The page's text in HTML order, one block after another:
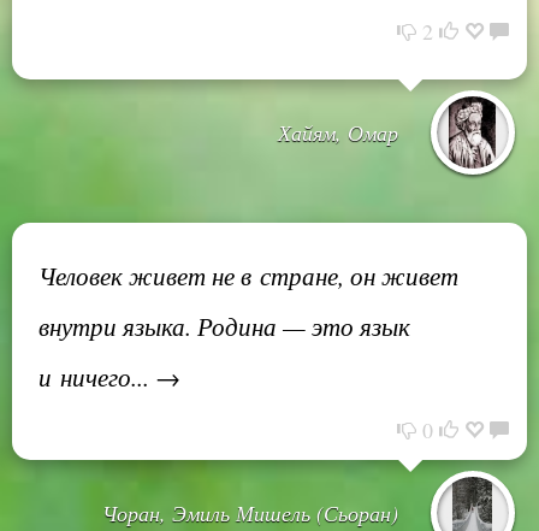
2
Хайям, Омар
Человек живет не в стране, он живет
внутри языка. Родина — это язык
и ничего... →
0
Чоран, Эмиль Мишель (Сьоран)